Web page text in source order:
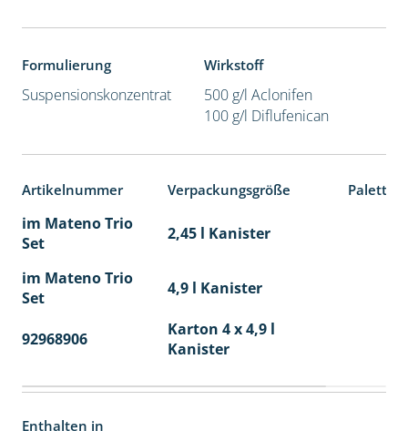
Formulierung
Suspensionskonzentrat
Wirkstoff
500 g/l Aclonifen
100 g/l Diflufenican
Artikelnummer Verpackungsgröße
im Mateno Trio
Set
2,45 l Kanister
im Mateno Trio
Set
4,9 l Kanister
92968906
Karton 4 x 4,9 l
Kanister
Enthalten in